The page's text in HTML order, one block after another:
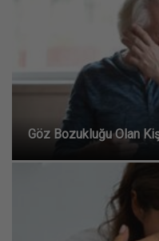
Göz Bozukluğu Olan